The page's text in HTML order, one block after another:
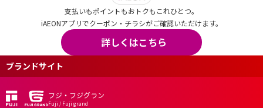
支払いもポイントもおトクもこれひとつ。
iAEONアプリでクーポン・チラシがご確認いただけます。
詳しくはこちら
ブランドサイト
フジ・フジグラン
Fuji / Fuji grand